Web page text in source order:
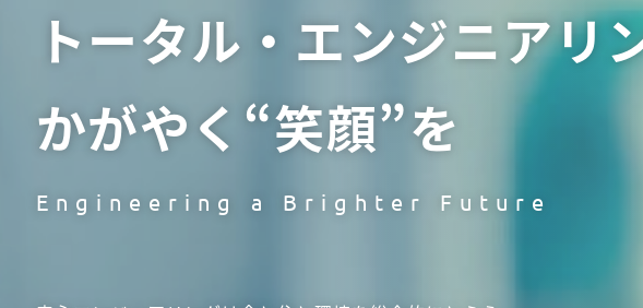
トータル・エンジニアリ
かがやく“笑顔”を
Engineering a Brighter Future